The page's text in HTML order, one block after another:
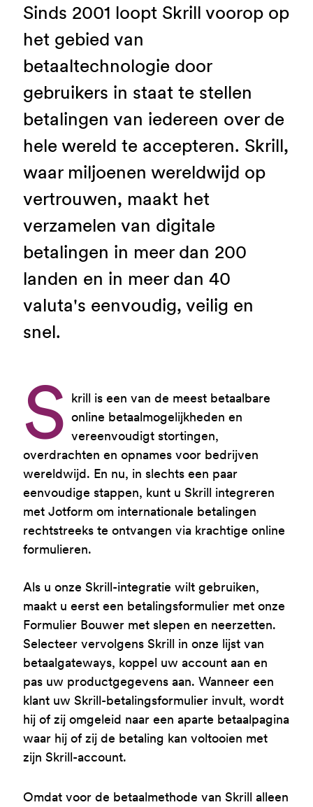
Sinds 2001 loopt Skrill voorop op
het gebied van
betaaltechnologie door
gebruikers in staat te stellen
betalingen van iedereen over de
hele wereld te accepteren. Skrill,
waar miljoenen wereldwijd op
vertrouwen, maakt het
verzamelen van digitale
betalingen in meer dan 200
landen en in meer dan 40
valuta's eenvoudig, veilig en
snel.
S krill is een van de meest betaalbare
online betaalmogelijkheden en
vereenvoudigt stortingen,
overdrachten en opnames voor bedrijven
wereldwijd. En nu, in slechts een paar
eenvoudige stappen, kunt u Skrill integreren
met Jotform om internationale betalingen
rechtstreeks te ontvangen via krachtige online
formulieren.
Als u onze Skrill-integratie wilt gebruiken,
maakt u eerst een betalingsformulier met onze
Formulier Bouwer met slepen en neerzetten.
Selecteer vervolgens Skrill in onze lijst van
betaalgateways, koppel uw account aan en
pas uw productgegevens aan. Wanneer een
klant uw Skrill-betalingsformulier invult, wordt
hij of zij omgeleid naar een aparte betaalpagina
waar hij of zij de betaling kan voltooien met
zijn Skrill-account.
Omdat voor de betaalmethode van Skrill alleen